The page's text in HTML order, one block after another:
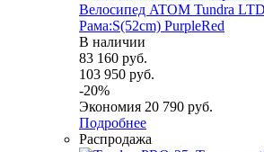
Велосипед ATOM Tundra
Рама:S(52cm) PurpleRed
В наличии
83 160 руб.
103 950 руб.
-20%
Экономия 20 790 руб.
Подробнее
Распродажа